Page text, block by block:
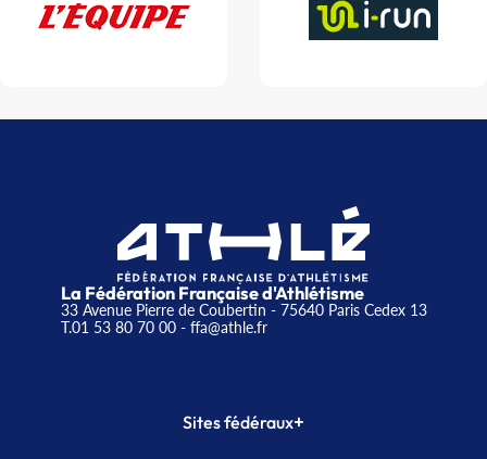
La Fédération Française d'Athlétisme
33 Avenue Pierre de Coubertin - 75640 Paris Cedex 13
T.01 53 80 70 00- ffa@athle.fr
Sites fédéraux+